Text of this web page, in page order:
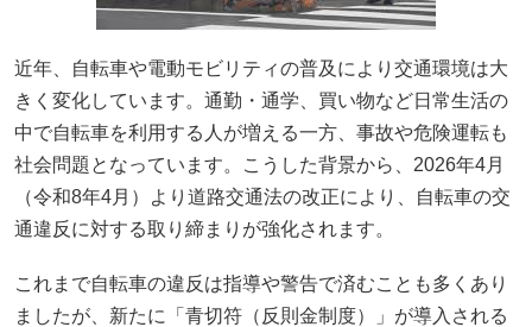
近年、自転車や電動モビリティの普及により交通環境は大
きく変化しています。通勤・通学、買い物など日常生活の
中で自転車を利用する人が増える一方、事故や危険運転も
社会問題となっています。こうした背景から、2026年4月
（令和8年4月）より道路交通法の改正により、自転車の交
通違反に対する取り締まりが強化されます。
これまで自転車の違反は指導や警告で済むことも多くあり
ましたが、新たに「青切符（反則金制度）」が導入される